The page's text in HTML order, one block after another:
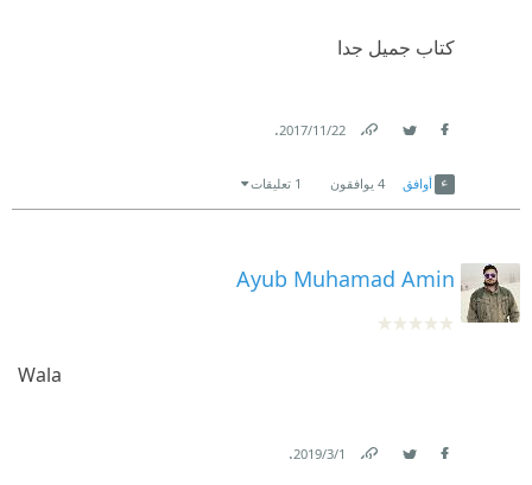
كتاب جميل جدا
22‏/11‏/2017
.
أوافق 4 يوافقون 1 تعليقات
Ayub Muhamad Amin
Wala
1‏/3‏/2019
.